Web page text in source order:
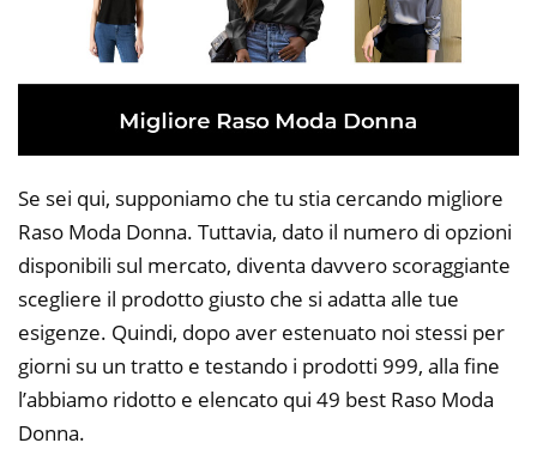
Se sei qui, supponiamo che tu stia cercando migliore
Raso Moda Donna. Tuttavia, dato il numero di opzioni
disponibili sul mercato, diventa davvero scoraggiante
scegliere il prodotto giusto che si adatta alle tue
esigenze. Quindi, dopo aver estenuato noi stessi per
giorni su un tratto e testando i prodotti 999, alla fine
l’abbiamo ridotto e elencato qui 49 best Raso Moda
Donna.